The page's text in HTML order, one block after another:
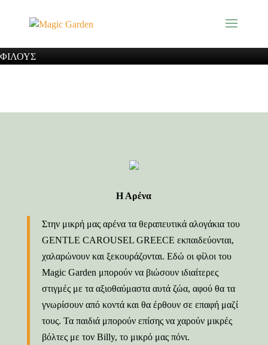
ΕΠΑΝΕΡΘΟΥΜΕ ΜΕ ΝΕΕΣ ΠΡΟΤΑΣΕΙΣ, ΟΛΟΚΑΙΝΟΥΡΓΙΑ
ΦΙΛΟΥΣ
Η Αρένα
Στην μικρή μας αρένα τα θεραπευτικά αλογάκια του
GENTLE CAROUSEL GREECE εκπαιδεύονται,
χαλαρώνουν και ξεκουράζονται. Εδώ οι φίλοι του
Magic Garden μπορούν να βιώσουν ιδιαίτερες
στιγμές με τα αξιοθαύμαστα αυτά ζώα, αφού θα τα
γνωρίσουν από κοντά και θα έρθουν σε επαφή μαζί
τους. Τα παιδιά μπορούν επίσης να χαρούν μικρές
βόλτες με τον Billy, το μικρό μας πόνι.